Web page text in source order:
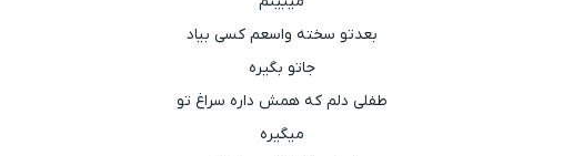
بعدتو سخته واسعم کسی بیاد
جاتو بگیره
طفلی دلم که همش داره سراغ تو
میگیره